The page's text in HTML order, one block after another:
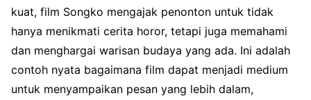
kuat, film Songko mengajak penonton untuk tidak
hanya menikmati cerita horor, tetapi juga memahami
dan menghargai warisan budaya yang ada. Ini adalah
contoh nyata bagaimana film dapat menjadi medium
untuk menyampaikan pesan yang lebih dalam,